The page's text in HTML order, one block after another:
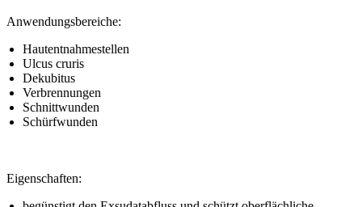
Anwendungsbereiche:
Hautentnahmestellen
Ulcus cruris
Dekubitus
Verbrennungen
Schnittwunden
Schürfwunden
Eigenschaften: